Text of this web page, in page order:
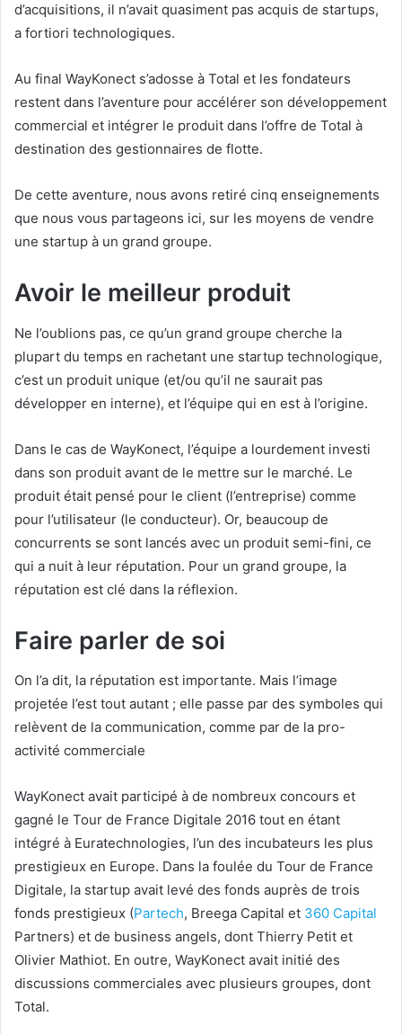
d’acquisitions, il n’avait quasiment pas acquis de startups,
a fortiori technologiques.
Au final WayKonect s’adosse à Total et les fondateurs
restent dans l’aventure pour accélérer son développement
commercial et intégrer le produit dans l’offre de Total à
destination des gestionnaires de flotte.
De cette aventure, nous avons retiré cinq enseignements
que nous vous partageons ici, sur les moyens de vendre
une startup à un grand groupe.
Avoir le meilleur produit
Ne l’oublions pas, ce qu’un grand groupe cherche la
plupart du temps en rachetant une startup technologique,
c’est un produit unique (et/ou qu’il ne saurait pas
développer en interne), et l’équipe qui en est à l’origine.
Dans le cas de WayKonect, l’équipe a lourdement investi
dans son produit avant de le mettre sur le marché. Le
produit était pensé pour le client (l’entreprise) comme
pour l’utilisateur (le conducteur). Or, beaucoup de
concurrents se sont lancés avec un produit semi-fini, ce
qui a nuit à leur réputation. Pour un grand groupe, la
réputation est clé dans la réflexion.
Faire parler de soi
On l’a dit, la réputation est importante. Mais l’image
projetée l’est tout autant ; elle passe par des symboles qui
relèvent de la communication, comme par de la pro-
activité commerciale
WayKonect avait participé à de nombreux concours et
gagné le Tour de France Digitale 2016 tout en étant
intégré à Euratechnologies, l’un des incubateurs les plus
prestigieux en Europe. Dans la foulée du Tour de France
Digitale, la startup avait levé des fonds auprès de trois
fonds prestigieux (Partech, Breega Capital et 360 Capital
Partners) et de business angels, dont Thierry Petit et
Olivier Mathiot. En outre, WayKonect avait initié des
discussions commerciales avec plusieurs groupes, dont
Total.